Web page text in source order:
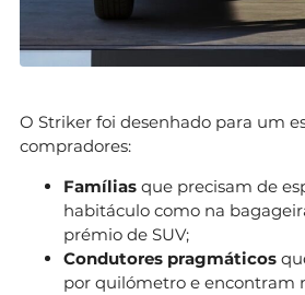
O Striker foi desenhado para um
compradores:
Famílias que precisam de
habitáculo como na
prémio de SUV;
Condutores pragmáticos
por quilómetro e encontram